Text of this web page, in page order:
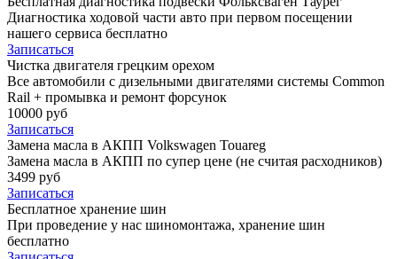
Диагностика ходовой части авто при первом посещении
нашего сервиса бесплатно
Записаться
Чистка двигателя грецким орехом
Все автомобили c дизельными двигателями системы Common
Rail + промывка и ремонт форсунок
10000 руб
Записаться
Замена масла в АКПП Volkswagen Touareg
Замена масла в АКПП по супер цене (не считая расходников)
3499 руб
Записаться
Бесплатное хранение шин
При проведение у нас шиномонтажа, хранение шин
бесплатно